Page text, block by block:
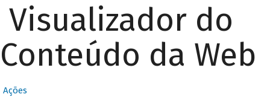
Visualizador do
Conteúdo da Web
Ações